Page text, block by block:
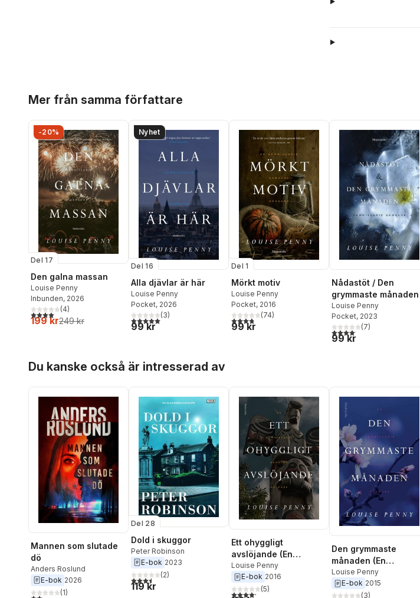
Mer från samma författare
-20%
Del 17
Den galna massan
Louise Penny
Inbunden, 2026
4,0utav 5 stjärnor. Totalt antal röster:
(4)
199 kr249 kr
Nyhet
Del 16
Alla djävlar är här
Louise Penny
Pocket, 2026
5,0utav 5 stjärnor. Totalt antal röster:
(3)
99 kr
Del 1
Mörkt motiv
Louise Penny
Pocket, 2016
3,8utav 5 stjärnor. Totalt antal röster:
(74)
99 kr
Nådastöt / Den
grymmaste månaden
Louise Penny
Pocket, 2023
4,1utav 5 stjärnor. Totalt
(7)
99 kr
Du kanske också är intresserad av
Mannen som slutade
dö
Anders Roslund
E-bok 2026
(1)
Del 28
Dold i skuggor
Peter Robinson
E-bok 2023
3,5utav 5 stjärnor. Totalt antal röster:
(2)
119 kr
Ett ohyggligt
avslöjande (En
kommissarie
Gamache-deckare)
Louise Penny
E-bok 2016
4,2utav 5 stjärnor. Totalt antal röster:
(5)
Den grymmaste
månaden (En
kommissarie
Gamache-deckare)
Louise Penny
E-bok 2015
(3)